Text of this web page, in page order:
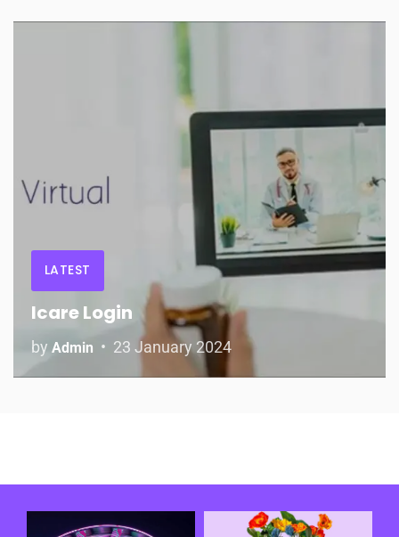
LATEST
Icare Login
by Admin 23 January 2024